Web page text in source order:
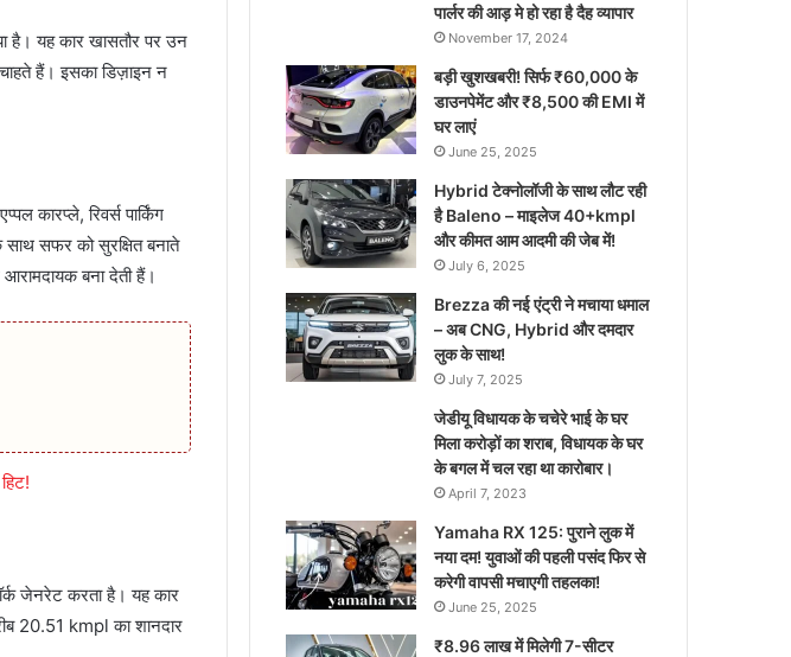
है। यह कार खासतौर पर उन
हैं। इसका डिज़ाइन न
कारप्ले, रिवर्स पार्किंग
सफर को सुरक्षित बनाते
बना देती हैं।
जेनरेट करता है। यह कार
20.51 kmpl का शानदार
पार्लर की आड़ मे हो रहा है दैह व्यापार
November 17, 2024
बड़ी खुशखबरी! सिर्फ ₹60,000 के
डाउनपेमेंट और ₹8,500 की EMI में
घर लाएं
June 25, 2025
Hybrid टेक्नोलॉजी के साथ लौट रही
है Baleno – माइलेज 40+kmpl
और कीमत आम आदमी की जेब में!
July 6, 2025
Brezza की नई एंट्री ने मचाया धमाल
– अब CNG, Hybrid और दमदार
लुक के साथ!
July 7, 2025
जेडीयू विधायक के चचेरे भाई के घर
मिला करोड़ों का शराब, विधायक के घर
के बगल में चल रहा था कारोबार।
April 7, 2023
Yamaha RX 125: पुराने लुक में
नया दम! युवाओं की पहली पसंद फिर से
करेगी वापसी मचाएगी तहलका!
June 25, 2025
₹8.96 लाख में मिलेगी 7-सीटर